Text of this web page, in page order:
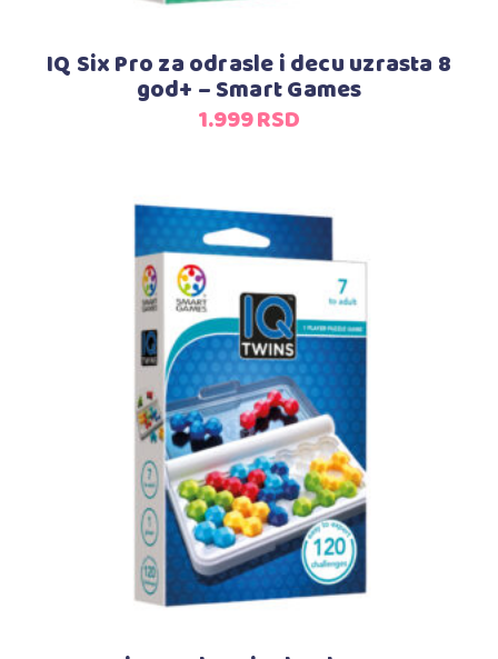
IQ Six Pro za odrasle i decu uzrasta 8
god+ – Smart Games
1.999RSD
Dodaj u korpu